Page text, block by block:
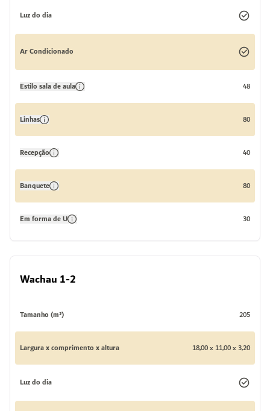
Luz do dia
Ar Condicionado
Estilo sala de aula 48
Linhas 80
Recepção 40
Banquete 80
Em forma de U 30
Wachau 1-2
Tamanho (m²) 205
Largura x comprimento x altura 18,00 x 11,00 x 3,20
Luz do dia